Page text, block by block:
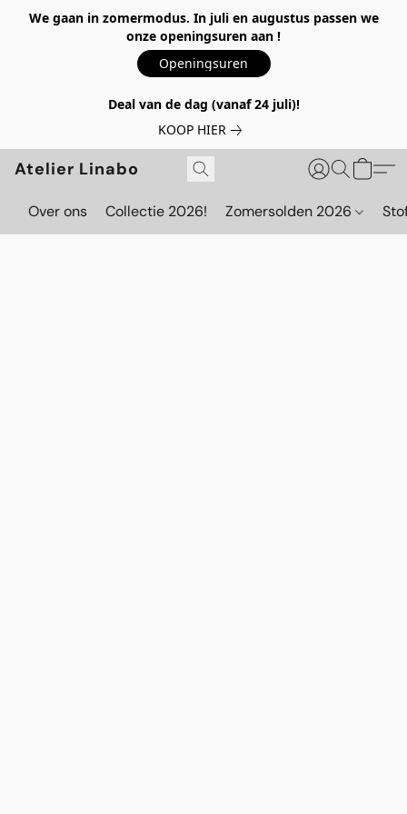
We gaan in zomermodus. In juli en augustus passen we
onze openingsuren aan !
Openingsuren
Deal van de dag (vanaf 24 juli)!
KOOP HIER
Atelier Linabo
Over ons Collectie 2026! Zomersolden 2026